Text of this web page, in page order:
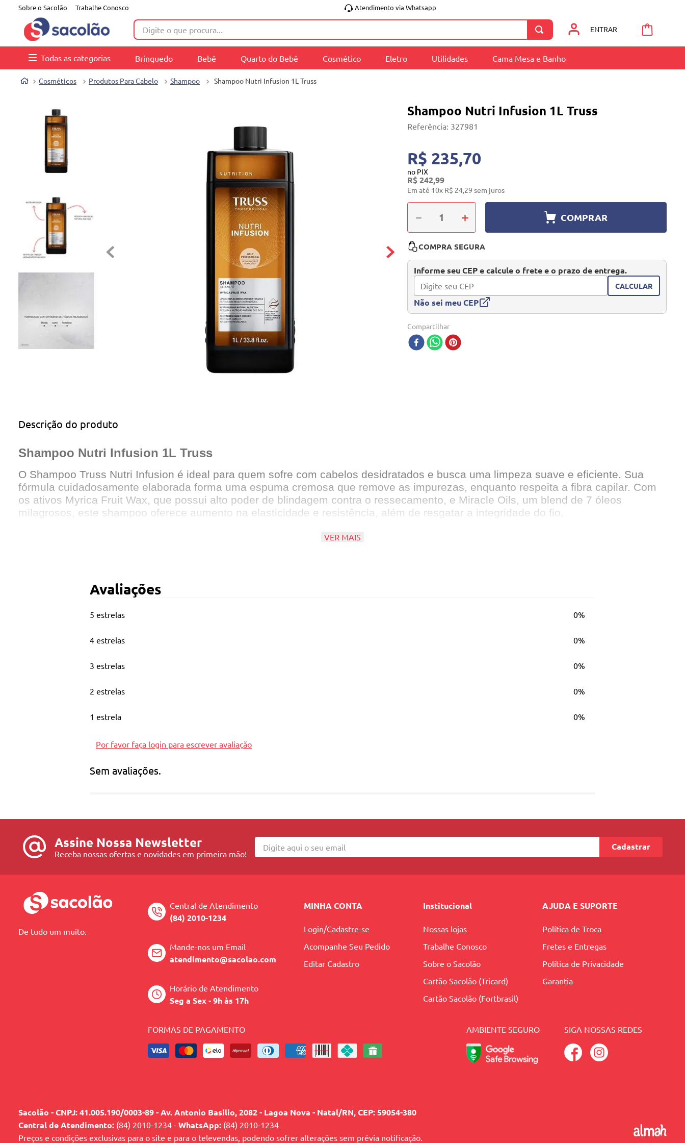
Sobre o Sacolão Trabalhe Conosco Atendimento via Whatsapp
Digite o que procura...
ENTRAR
Todas as categorias Brinquedo Bebê Quarto do Bebê Cosmético Eletro Utilidades Cama Mesa e Banho
Cosméticos Produtos Para Cabelo Shampoo Shampoo Nutri Infusion 1L Truss
Shampoo Nutri Infusion 1L Truss
Referência: 327981
R$ 235,70
no PIX
R$242,99
Em até 10x R$ 24,29 sem juros
＋
－ COMPRAR
COMPRA SEGURA
Informe seu CEP e calcule o frete e o prazo de entrega.
CALCULAR
Não sei meu CEP
Compartilhar
Descrição do produto
Shampoo Nutri Infusion 1L Truss
O Shampoo Truss Nutri Infusion é ideal para quem sofre com cabelos desidratados e busca uma limpeza suave e eficiente. Sua
fórmula cuidadosamente elaborada forma uma espuma cremosa que remove as impurezas, enquanto respeita a fibra capilar. Com
os ativos Myrica Fruit Wax, que possui alto poder de blindagem contra o ressecamento, e Miracle Oils, um blend de 7 óleos
milagrosos, este shampoo oferece aumento na elasticidade e resistência, além de resgatar a integridade do fio.
VER MAIS
Avaliações
5 estrelas 0%
4 estrelas 0%
3 estrelas 0%
2 estrelas 0%
1 estrela 0%
Por favor faça login para escrever avaliação
Sem avaliações.
Assine Nossa Newsletter
Receba nossas ofertas e novidades em primeira mão!
Cadastrar
De tudo um muito.
Central de Atendimento
(84) 2010-1234
Mande-nos um Email
atendimento@sacolao.com
Horário de Atendimento
Seg a Sex - 9h às 17h
MINHA CONTA
Login/Cadastre-se
Acompanhe Seu Pedido
Editar Cadastro
Institucional
Nossas lojas
Trabalhe Conosco
Sobre o Sacolão
Cartão Sacolão (Tricard)
Cartão Sacolão (Fortbrasil)
AJUDA E SUPORTE
Política de Troca
Fretes e Entregas
Política de Privacidade
Garantia
FORMAS DE PAGAMENTO AMBIENTE SEGURO SIGA NOSSAS REDES
Sacolão - CNPJ: 41.005.190/0003-89 - Av. Antonio Basilio, 2082 - Lagoa Nova - Natal/RN, CEP: 59054-380
Central de Atendimento: (84) 2010-1234 - WhatsApp: (84) 2010-1234
Preços e condições exclusivas para o site e para o televendas, podendo sofrer alterações sem prévia notificação.